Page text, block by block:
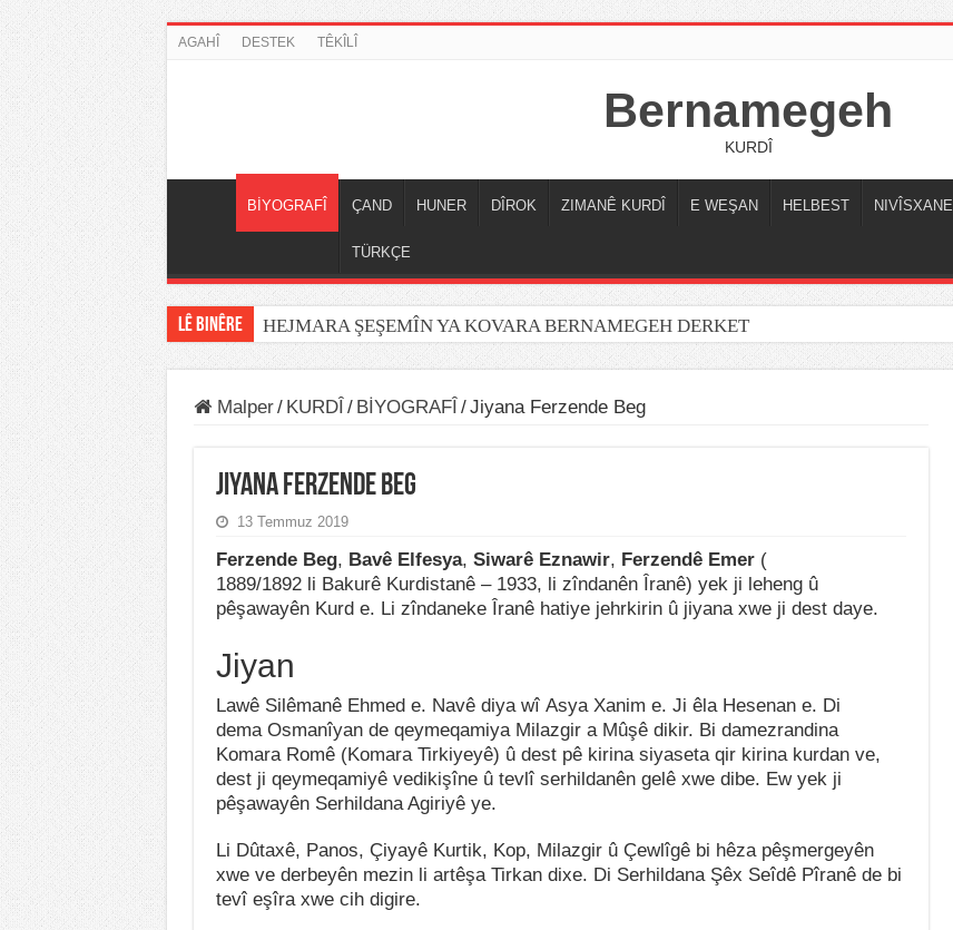
AGAHÎ DESTEK TÊKÎLÎ
Bernamegeh
KURDÎ
BİYOGRAFÎ ÇAND HUNER DÎROK ZIMANÊ KURDÎ E WEŞAN HELBEST NIVÎSXANE
TÜRKÇE
LÊ BINÊRE HEJMARA ŞEŞEMÎN YA KOVARA BERNAMEGEH DERKET
Malper/ KURDÎ / BİYOGRAFÎ /Jiyana Ferzende Beg
Jiyana Ferzende Beg
13 Temmuz 2019
Ferzende Beg, Bavê Elfesya, Siwarê Eznawir, Ferzendê Emer(
1889/1892 li Bakurê Kurdistanê – 1933, li zîndanên Îranê) yek ji leheng û
pêşawayên Kurd e. Li zîndaneke Îranê hatiye jehrkirin û jiyana xwe ji dest daye.
Jiyan
Lawê Silêmanê Ehmed e. Navê diya wî Asya Xanim e. Ji êla Hesenan e. Di
dema Osmanîyan de qeymeqamiya Milazgir a Mûşê dikir. Bi damezrandina
Komara Romê (Komara Tirkiyeyê) û dest pê kirina siyaseta qir kirina kurdan ve,
dest ji qeymeqamiyê vedikişîne û tevlî serhildanên gelê xwe dibe. Ew yek ji
pêşawayên Serhildana Agiriyê ye.
Li Dûtaxê, Panos, Çiyayê Kurtik, Kop, Milazgir û Çewlîgê bi hêza pêşmergeyên
xwe ve derbeyên mezin li artêşa Tirkan dixe. Di Serhildana Şêx Seîdê Pîranê de bi
tevî eşîra xwe cih digire.